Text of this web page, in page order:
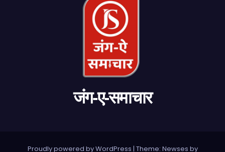
जंग-ए-समाचार
Proudly powered by WordPress | Theme: Newses by